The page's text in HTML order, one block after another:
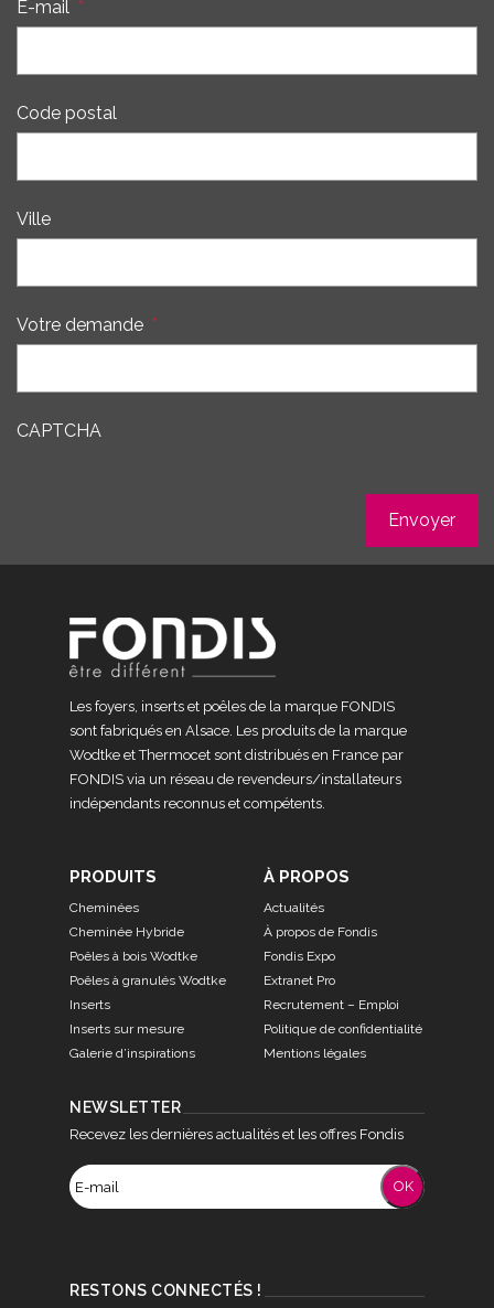
E-mail *
Code postal
Ville
Votre demande *
CAPTCHA
Les foyers, inserts et poêles de la marque FONDIS
sont fabriqués en Alsace. Les produits de la marque
Wodtke et Thermocet sont distribués en France par
FONDIS via un réseau de revendeurs/installateurs
indépendants reconnus et compétents.
PRODUITS
Cheminées
Cheminée Hybride
Poêles à bois Wodtke
Poêles à granulés Wodtke
Inserts
Inserts sur mesure
Galerie d’inspirations
À PROPOS
Actualités
À propos de Fondis
Fondis Expo
Extranet Pro
Recrutement – Emploi
Politique de confidentialité
Mentions légales
NEWSLETTER
Recevez les dernières actualités et les offres Fondis
RESTONS CONNECTÉS !